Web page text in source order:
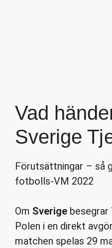
Vad
Sverige
Förutsättningar – så
fotbolls-VM 2022
Om Sverige besegrar
Polen i en direkt
matchen spelas 29